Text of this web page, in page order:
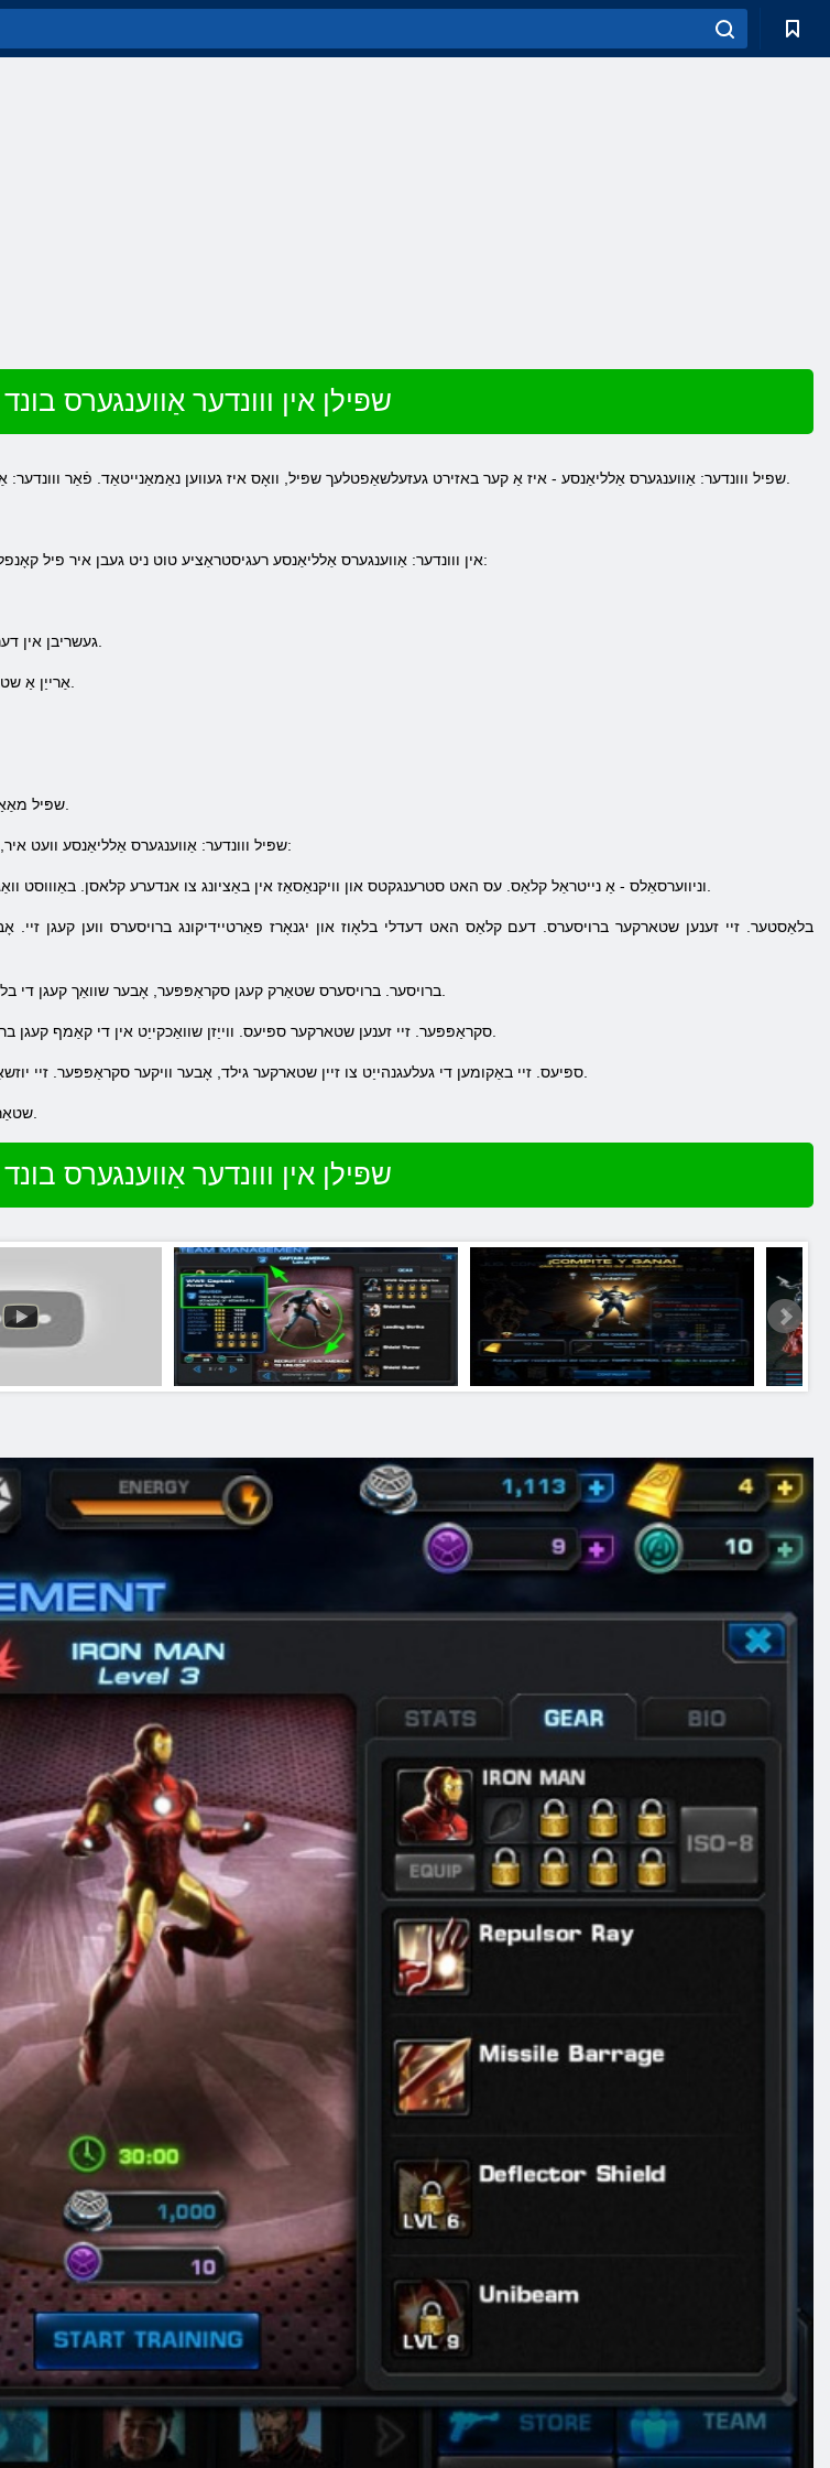
שפּילן אין ווונדער אַווענגערס בונד
אין ווונדער: אַווענגערס אַלליאַנסע רעגיסטראַציע טוט ניט געבן איר פיל קאָנפליקט. צו רעגיסטרירן, איר וועט דאַרפֿן צו טאָן די פאלגענדע:
שפּיל ווונדער: אַווענגערס אַלליאַנסע וועט איר, ווייסט אַלע זעקס קלאסן, וואָס זענען באשאפן אין די שפּיל:
שפּילן אין ווונדער אַווענגערס בונד